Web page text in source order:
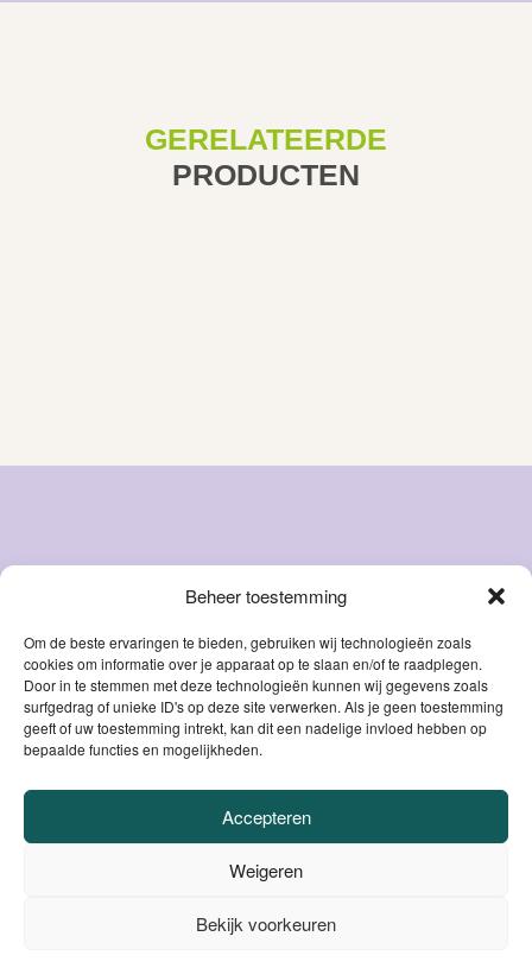
Beheer toestemming
Om de beste ervaringen te bieden, gebruiken wij technologieën zoals
cookies om informatie over je apparaat op te slaan en/of te raadplegen.
Door in te stemmen met deze technologieën kunnen wij gegevens zoals
surfgedrag of unieke ID's op deze site verwerken. Als je geen toestemming
geeft of uw toestemming intrekt, kan dit een nadelige invloed hebben op
bepaalde functies en mogelijkheden.
Accepteren
Weigeren
Bekijk voorkeuren
GERELATEERDE
PRODUCTEN
Snacks
Droog
voer
Accessoires
Over ons
Blog
Contact
Mijn account
Privacybeleid / Algemene voorwaarden /